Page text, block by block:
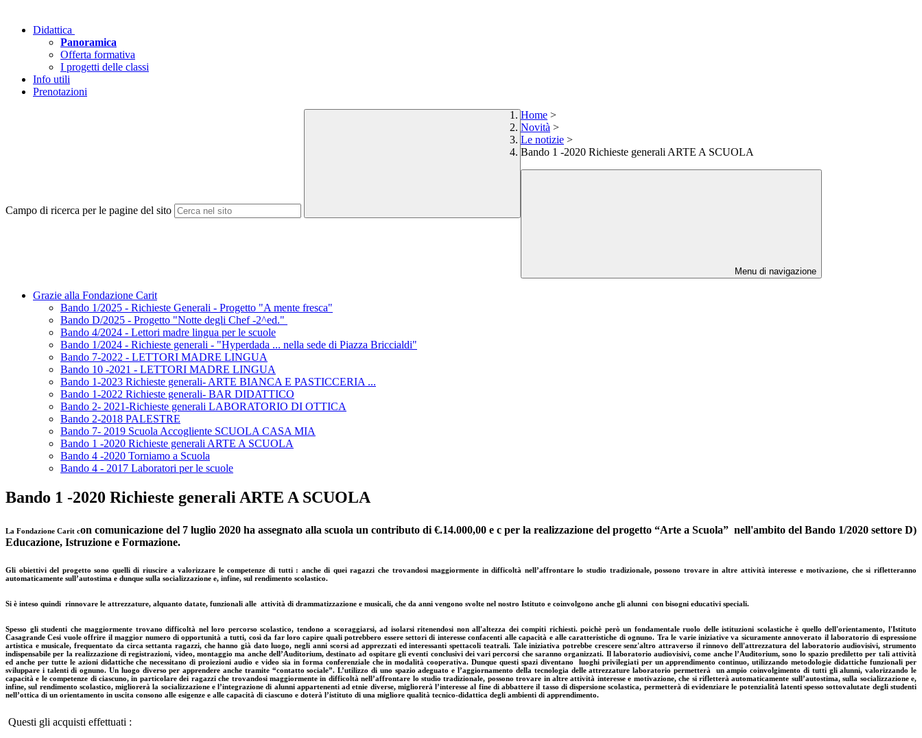
Didattica
Panoramica
Offerta formativa
I progetti delle classi
Info utili
Prenotazioni
Campo di ricerca per le pagine del sito
Home >
Novità >
Le notizie >
Bando 1 -2020 Richieste generali ARTE A SCUOLA
Menu di navigazione
Grazie alla Fondazione Carit
Bando 1/2025 - Richieste Generali - Progetto "A mente fresca"
Bando D/2025 - Progetto "Notte degli Chef -2^ed."
Bando 4/2024 - Lettori madre lingua per le scuole
Bando 1/2024 - Richieste generali - "Hyperdada ... nella sede di Piazza Briccialdi"
Bando 7-2022 - LETTORI MADRE LINGUA
Bando 10 -2021 - LETTORI MADRE LINGUA
Bando 1-2023 Richieste generali- ARTE BIANCA E PASTICCERIA ...
Bando 1-2022 Richieste generali- BAR DIDATTICO
Bando 2- 2021-Richieste generali LABORATORIO DI OTTICA
Bando 2-2018 PALESTRE
Bando 7- 2019 Scuola Accogliente SCUOLA CASA MIA
Bando 1 -2020 Richieste generali ARTE A SCUOLA
Bando 4 -2020 Torniamo a Scuola
Bando 4 - 2017 Laboratori per le scuole
Bando 1 -2020 Richieste generali ARTE A SCUOLA
La Fondazione Carit con comunicazione del 7 luglio 2020 ha assegnato alla scuola un contributo di €.14.000,00 e c per la realizzazione del progetto “Arte a Scuola” nell'ambito del Bando 1/2020 settore D)
Educazione, Istruzione e Formazione.
Gli obiettivi del progetto sono quelli di riuscire a valorizzare le competenze di tutti : anche di quei ragazzi che trovandosi maggiormente in difficoltà nell’affrontare lo studio tradizionale, possono trovare in altre attività interesse e motivazione, che si rifletteranno
automaticamente sull’autostima e dunque sulla socializzazione e, infine, sul rendimento scolastico.
Si è inteso quindi rinnovare le attrezzature, alquanto datate, funzionali alle attività di drammatizzazione e musicali, che da anni vengono svolte nel nostro Istituto e coinvolgono anche gli alunni con bisogni educativi speciali.
Spesso gli studenti che maggiormente trovano difficoltà nel loro percorso scolastico, tendono a scoraggiarsi, ad isolarsi ritenendosi non all'altezza dei compiti richiesti. poichè però un fondamentale ruolo delle istituzioni scolastiche è quello dell'orientamento, l'Istituto
Casagrande Cesi vuole offrire il maggior numero di opportunità a tutti, così da far loro capire quali potrebbero essere settori di interesse confacenti alle capacità e alle caratteristiche di ognuno. Tra le varie iniziative va sicuramente annoverato il laboratorio di espressione
artistica e musicale, frequentato da circa settanta ragazzi, che hanno già dato luogo, negli anni scorsi ad apprezzati ed interessanti spettacoli teatrali. Tale iniziativa potrebbe crescere senz'altro attraverso il rinnovo dell'attrezzatura del laboratorio audiovisivi, strumento
indispensabile per la realizzazione di registrazioni, video, montaggio ma anche dell’Auditorium, destinato ad ospitare gli eventi conclusivi dei vari percorsi che saranno organizzati. Il laboratorio audiovisivi, come anche l’Auditorium, sono lo spazio prediletto per tali attività
ed anche per tutte le azioni didattiche che necessitano di proiezioni audio e video sia in forma conferenziale che in modalità cooperativa. Dunque questi spazi diventano luoghi privilegiati per un apprendimento continuo, utilizzando metodologie didattiche funzionali per
sviluppare i talenti di ognuno. Un luogo diverso per apprendere anche tramite “contatto sociale”. L’utilizzo di uno spazio adeguato e l’aggiornamento della tecnologia delle attrezzature laboratorio permetterà un ampio coinvolgimento di tutti gli alunni, valorizzando le
capacità e le competenze di ciascuno, in particolare dei ragazzi che trovandosi maggiormente in difficoltà nell’affrontare lo studio tradizionale, possono trovare in altre attività interesse e motivazione, che si rifletterà automaticamente sull’autostima, sulla socializzazione e,
infine, sul rendimento scolastico, migliorerà la socializzazione e l’integrazione di alunni appartenenti ad etnie diverse, migliorerà l’interesse al fine di abbattere il tasso di dispersione scolastica, permetterà di evidenziare le potenzialità latenti spesso sottovalutate degli studenti
nell’ottica di un orientamento in uscita consono alle esigenze e alle capacità di ciascuno e doterà l’istituto di una migliore qualità tecnico-didattica degli ambienti di apprendimento.
Questi gli acquisti effettuati :